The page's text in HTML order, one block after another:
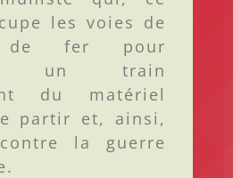
les voies de
de fer pour
un train
du matériel
partir et, ainsi,
la guerre